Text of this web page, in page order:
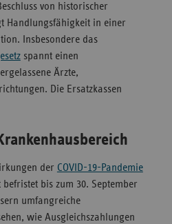
von historischer
Handlungsfähigkeit in einer
Insbesondere das
spannt einen
Ärzte,
Die Ersatzkassen
der COVID-19-Pandemie
bis zum 30. September
umfangreiche
wie Ausgleichszahlungen